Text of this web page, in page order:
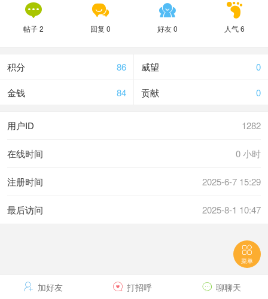

帖子 2

回复 0

好友 0

人气 6
86
积分 0
威望
84
金钱 0
贡献
1282
用户ID
0 小时
在线时间
2025-6-7 15:29
注册时间
2025-8-1 10:47
最后访问
 加好友  打招呼  聊聊天

菜单